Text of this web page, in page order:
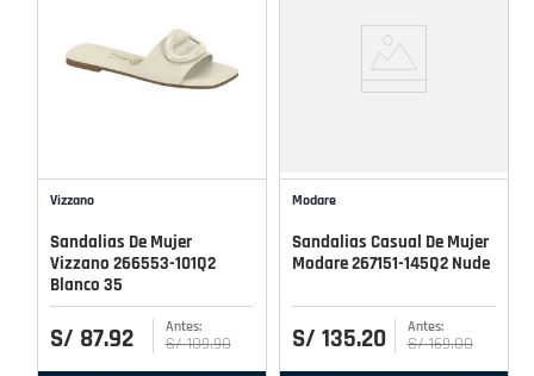
Vizzano
Sandalias De Mujer
Vizzano 266553-101Q2
Blanco 35
S/ 87.92 S/ 109.90
Modare
Sandalias Casual De Mujer
Modare 267151-145Q2 Nude
S/ 135.20 S/ 169.00